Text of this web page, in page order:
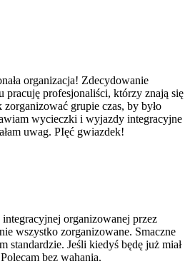
organizacja! Zdecydowanie
pracuję profesjonaliści, którzy znają się
grupie czas, by było
wycieczki i wyjazdy integracyjne
uwag. PIęć gwiazdek!
integracyjnej organizowanej przez
wszystko zorganizowane. Smaczne
standardzie. Jeśli kiedyś będę już miał
bez wahania.